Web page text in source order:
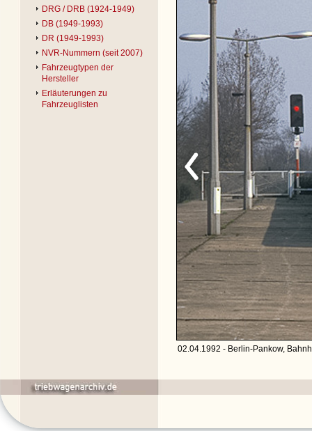
DRG / DRB (1924-1949)
DB (1949-1993)
DR (1949-1993)
NVR-Nummern (seit 2007)
Fahrzeugtypen der
Hersteller
Erläuterungen zu
Fahrzeuglisten
02.04.1992 - Berlin-Pankow,